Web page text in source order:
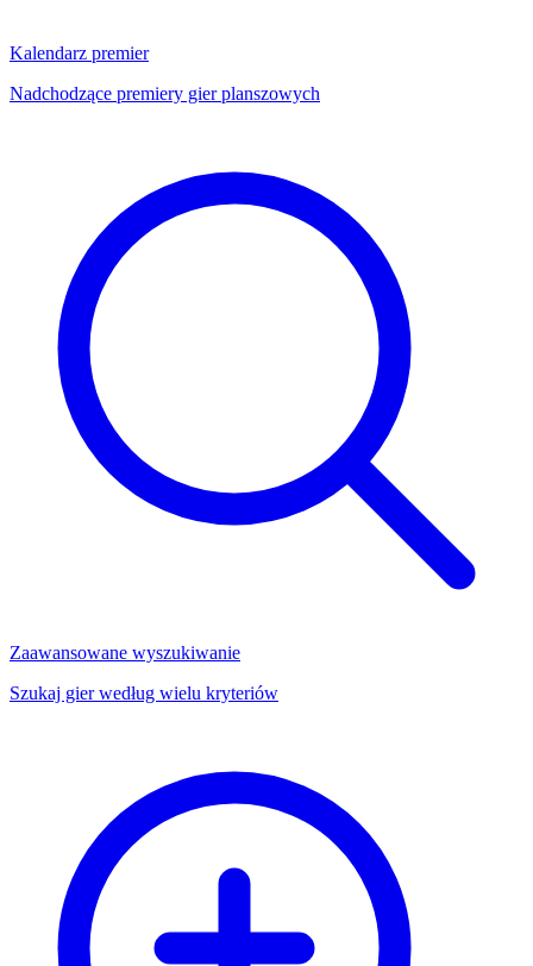
Kalendarz premier
Nadchodzące premiery gier planszowych
Zaawansowane wyszukiwanie
Szukaj gier według wielu kryteriów